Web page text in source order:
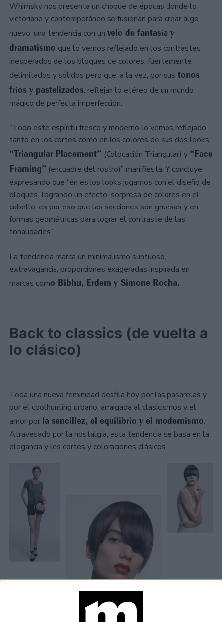
Whimsky nos presenta un choque de épocas donde lo
victoriano y contemporáneo se fusionan para crear algo
nuevo, una tendencia con un velo de fantasía y
dramatismo que lo vemos reflejado en los contrastes
inesperados de los bloques de colores, fuertemente
delimitados y sólidos pero que, a la vez, por sus tonos
fríos y pastelizados, reflejan lo etéreo de un mundo
mágico de perfecta imperfección.
“Todo este espíritu fresco y moderno lo vemos reflejado
tanto en los cortes como en los colores de sus dos looks,
“Triangular Placement” (Colocación Triangular) y “Face
Framing” (encuadre del rostro)” manifiesta. Y concluye
expresando que “en estos looks jugamos con el diseño de
bloques logrando un efecto sorpresa de colores en el
cabello, es por eso que las secciones son gruesas y en
formas geométricas para lograr el contraste de las
tonalidades.”
La tendencia marca un minimalismo suntuoso,
extravagancia, proporciones exageradas inspirada en
marcas como Bibhu, Erdem y Simone Rocha.
Back to classics (de vuelta a
lo clásico)
Toda una nueva feminidad desfila hoy por las pasarelas y
por el coolhunting urbano, arraigada al clasicismos y el
amor por la sencillez, el equilibrio y el modernismo.
Atravesado por la nostalgia, esta tendencia se basa en la
elegancia y los cortes y coloraciones clásicos.
"BACK TO CLASSICS". UNA VUELTA A LO CLÁSICO INSPIRADO POR
MARCAS COMO CHANEL Y GUCCI.